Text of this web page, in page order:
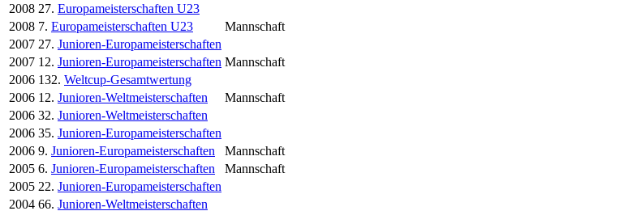
2008 27. Europameisterschaften U23
2008 7. Europameisterschaften U23
Mannschaft
2007 27. Junioren-Europameisterschaften
2007 12. Junioren-Europameisterschaften Mannschaft
2006 132. Weltcup-Gesamtwertung
2006 12. Junioren-Weltmeisterschaften
Mannschaft
2006 32. Junioren-Weltmeisterschaften
2006 35. Junioren-Europameisterschaften
2006 9. Junioren-Europameisterschaften
Mannschaft
2005 6. Junioren-Europameisterschaften
Mannschaft
2005 22. Junioren-Europameisterschaften
2004 66. Junioren-Weltmeisterschaften